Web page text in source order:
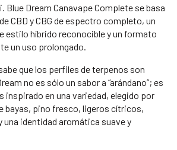
Blue Dream Canavape Complete se basa
CBD y CBG de espectro completo, un
estilo híbrido reconocible y un formato
un uso prolongado.
que los perfiles de terpenos son
no es sólo un sabor a “arándano”; es
inspirado en una variedad, elegido por
bayas, pino fresco, ligeros cítricos,
una identidad aromática suave y